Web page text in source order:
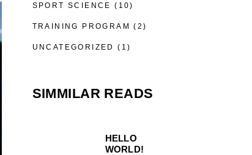
SPORT SCIENCE (10)
TRAINING PROGRAM (2)
UNCATEGORIZED (1)
SIMMILAR READS
HELLO
WORLD!